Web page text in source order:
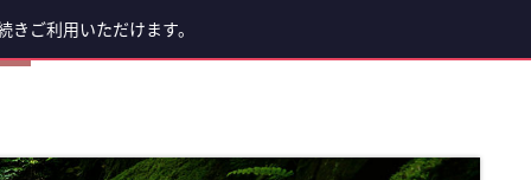
きご利用いただけます。